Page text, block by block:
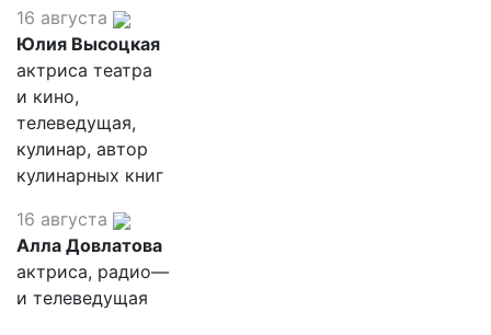
16 августа
Юлия Высоцкая
актриса театра
и кино,
телеведущая,
кулинар, автор
кулинарных книг
16 августа
Алла Довлатова
актриса, радио—
и телеведущая